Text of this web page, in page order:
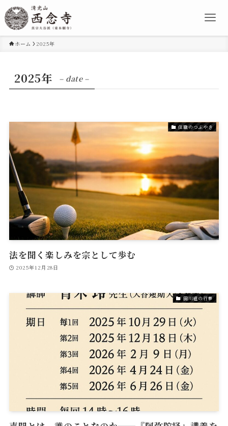
ホーム 2025年
2025年 – date –
住職のつぶやき
法を聞く楽しみを宗として歩む
2025年12月28日
田川組の行事